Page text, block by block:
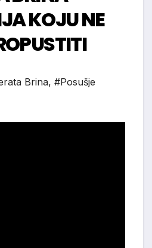
KOJU NE
Brina, #Posušje